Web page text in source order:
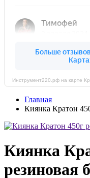
Главная
Киянка Кратон
Киянка
резиновая